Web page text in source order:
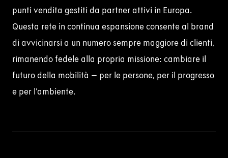
punti vendita gestiti da partner attivi in Europa.
Questa rete in continua espansione consente al brand
di avvicinarsi a un numero sempre maggiore di clienti,
rimanendo fedele alla propria missione: cambiare il
futuro della mobilità – per le persone, per il progresso
e per l’ambiente.